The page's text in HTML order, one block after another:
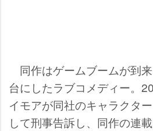
同作はゲームブームが到
台にしたラブコメディー。
イモアが同社のキャラクタ
して刑事告訴し、同作の連